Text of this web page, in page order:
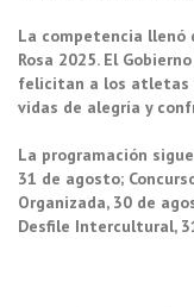
La competencia llenó
Rosa 2025. El
felicitan a los atletas
vidas de alegría y
La programación
31 de agosto;
Organizada, 30 de
Desfile Intercultural,